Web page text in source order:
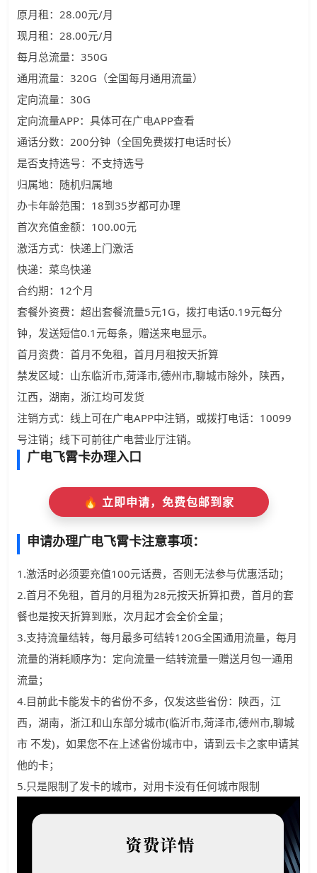
原月租：28.00元/月
现月租：28.00元/月
每月总流量：350G
通用流量：320G（全国每月通用流量）
定向流量：30G
定向流量APP：具体可在广电APP查看
通话分数：200分钟（全国免费拨打电话时长）
是否支持选号：不支持选号
归属地：随机归属地
办卡年龄范围：18到35岁都可办理
首次充值金额：100.00元
激活方式：快递上门激活
快递：菜鸟快递
合约期：12个月
套餐外资费：超出套餐流量5元1G，拨打电话0.19元每分
钟，发送短信0.1元每条，赠送来电显示。
首月资费：首月不免租，首月月租按天折算
禁发区域：山东临沂市,菏泽市,德州市,聊城市除外，陕西，
江西，湖南，浙江均可发货
注销方式：线上可在广电APP中注销，或拨打电话：10099
号注销；线下可前往广电营业厅注销。
广电飞霄卡办理入口
🔥 立即申请，免费包邮到家
申请办理广电飞霄卡注意事项：
1.激活时必须要充值100元话费，否则无法参与优惠活动；
2.首月不免租，首月的月租为28元按天折算扣费，首月的套
餐也是按天折算到账，次月起才会全价全量；
3.支持流量结转，每月最多可结转120G全国通用流量，每月
流量的消耗顺序为：定向流量一结转流量一赠送月包一通用
流量；
4.目前此卡能发卡的省份不多，仅发这些省份：陕西，江
西，湖南，浙江和山东部分城市(临沂市,菏泽市,德州市,聊城
市 不发)，如果您不在上述省份城市中，请到云卡之家申请其
他的卡；
5.只是限制了发卡的城市，对用卡没有任何城市限制